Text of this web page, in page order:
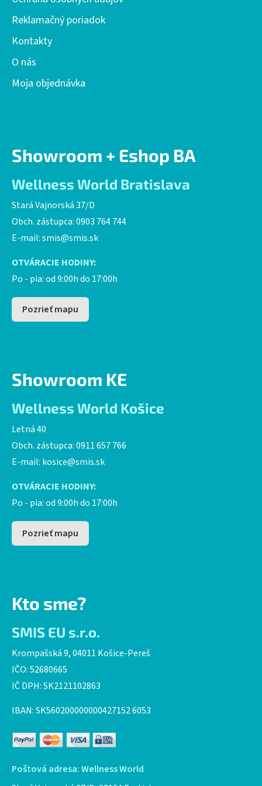
Reklamačný poriadok
Kontakty
O nás
Moja objednávka
Showroom + Eshop BA
Wellness World Bratislava
Stará Vajnorská 37/D
Obch. zástupca: 0903 764 744
E-mail:smis@smis.sk
OTVÁRACIE HODINY:
Po - pia: od 9:00h do 17:00h
Pozrieť mapu
Showroom KE
Wellness World Košice
Letná 40
Obch. zástupca: 0911 657 766
E-mail: kosice@smis.sk
OTVÁRACIE HODINY:
Po - pia: od 9:00h do 17:00h
Pozrieť mapu
Kto sme?
SMIS EU s.r.o.
Krompašská 9, 04011 Košice-Pereš
IČO: 52680665
IČ DPH: SK2121102863
IBAN: SK560200000000427152 6053
Poštová adresa: Wellness World